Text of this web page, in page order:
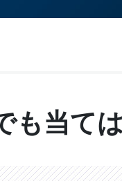
も当て